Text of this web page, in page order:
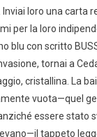
loro una carta
per la loro
blu con scritto
tornai a
cristallina. La
vuota—quel
essere stato
tappeto